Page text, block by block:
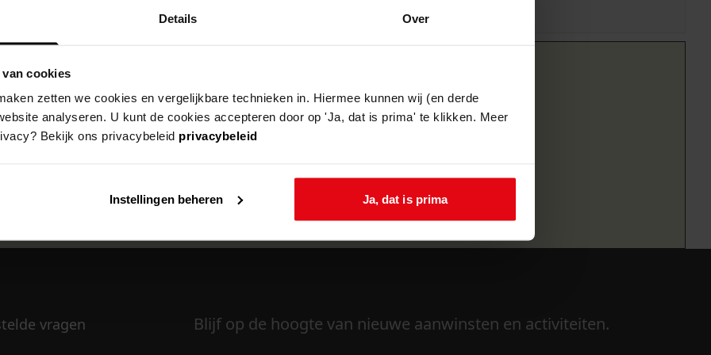
Details Over
cookies
zetten we cookies en vergelijkbare technieken in. Hiermee kunnen wij (en derde
analyseren. U kunt de cookies accepteren door op 'Ja, dat is prima' te klikken. Meer
Bekijk ons privacybeleid privacybeleid
Instellingen beheren Ja, dat is prima
deze pagina te kunnen bekijken.
vragen Blijf op de hoogte van nieuwe aanwinsten en activiteiten.